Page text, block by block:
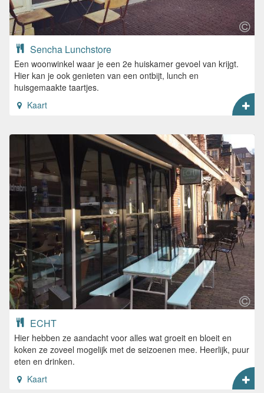
Sencha Lunchstore
Een woonwinkel waar je een 2e huiskamer gevoel van krijgt.
Hier kan je ook genieten van een ontbijt, lunch en
huisgemaakte taartjes.
Kaart
ECHT
Hier hebben ze aandacht voor alles wat groeit en bloeit en
koken ze zoveel mogelijk met de seizoenen mee. Heerlijk, puur
eten en drinken.
Kaart